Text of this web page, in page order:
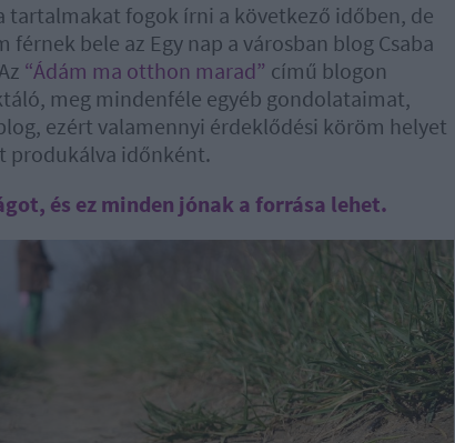
fogok írni a következő időben, de
bele az Egy nap a városban blog Csaba
“Ádám ma otthon marad” című blogon
meg mindenféle egyéb gondolataimat,
ezért valamennyi érdeklődési köröm helyet
produkálva időnként.
és ez minden jónak a forrása lehet.